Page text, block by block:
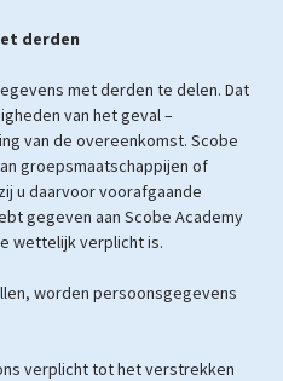
derden
met derden te delen. Dat
van het geval –
van de overeenkomst. Scobe
groepsmaatschappijen of
u daarvoor voorafgaande
gegeven aan Scobe Academy
wettelijk verplicht is.
worden persoonsgegevens
verplicht tot het verstrekken